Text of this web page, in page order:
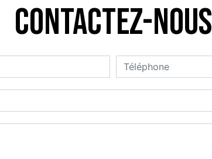
Contactez-nous